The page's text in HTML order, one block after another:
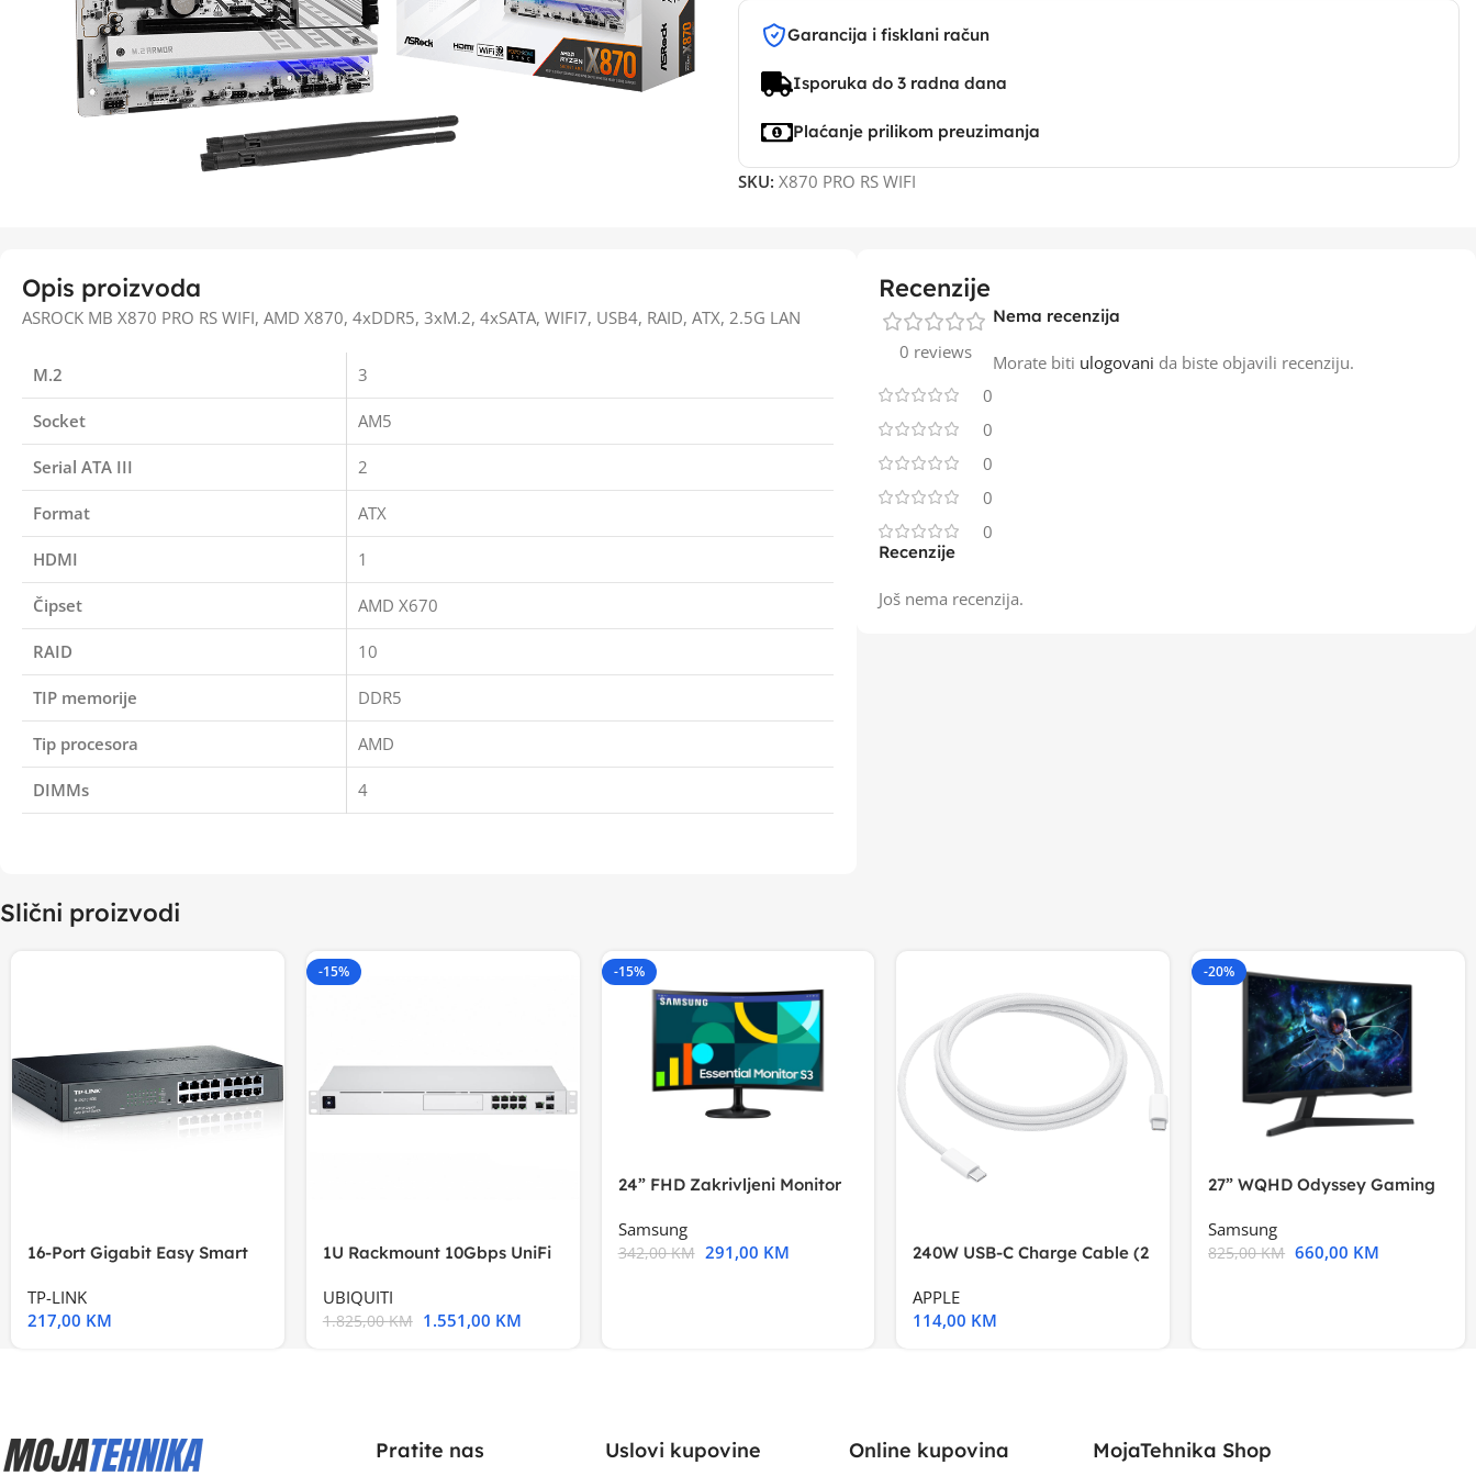
Garancija i fisklani račun
Isporuka do 3 radna dana
Plaćanje prilikom preuzimanja
SKU: X870 PRO RS WIFI
Opis proizvoda
ASROCK MB X870 PRO RS WIFI, AMD X870, 4xDDR5, 3xM.2, 4xSATA, WIFI7, USB4, RAID, ATX, 2.5G LAN
M.2 3
Socket AM5
Serial ATA III 2
Format ATX
HDMI 1
Čipset AMD X670
RAID 10
TIP memorije DDR5
Tip procesora AMD
DIMMs 4
Recenzije
0 reviews
0
0
0
0
0
Recenzije
Još nema recenzija.
Nema recenzija
Morate biti ulogovani da biste objavili recenziju.
Slični proizvodi
16-Port Gigabit Easy Smart
TP-LINK
217,00 KM
-15%
1U Rackmount 10Gbps UniFi
UBIQUITI
1.825,00KM 1.551,00 KM
-15%
24” FHD Zakrivljeni Monitor
Samsung
342,00KM 291,00 KM
240W USB-C Charge Cable (2
APPLE
114,00 KM
-20%
27” WQHD Odyssey Gaming
Samsung
825,00KM 660,00 KM
Pratite nas Uslovi kupovine Online kupovina MojaTehnika Shop